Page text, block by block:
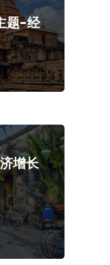
题-经
增长